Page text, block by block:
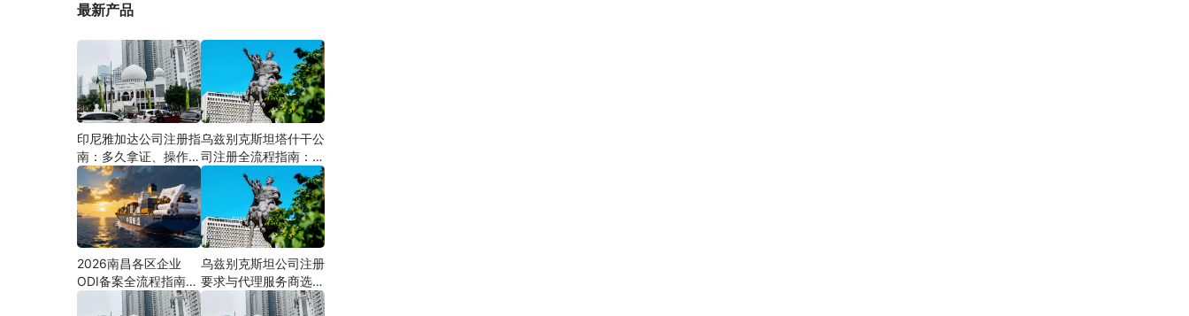
最新产品
印尼雅加达公司注册指
南：多久拿证、操作流
程与股东新规（附材料
清单及成功案例与正规
靠谱代办中介推荐）
乌兹别克斯坦塔什干公
司注册全流程指南：从
中国ODI备案到当地银
行开户（附材料清单及
成功案例与正规靠谱代
办中介推荐）
2026南昌各区企业
ODI备案全流程指南
（附材料清单及成功案
乌兹别克斯坦公司注册
要求与代理服务商选择
指南：本土实体和中乌